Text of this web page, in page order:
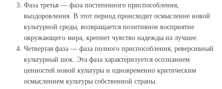
Фаза третья — фаза постепенного приспособления,
выздоровления. В этот период происходит осмысление новой
культурной среды, возвращается позитивное восприятие
окружающего мира, крепнет чувство надежды на лучшее.
Четвертая фаза — фаза полного приспособления, реверсивный
культурный шок. Эта фаза характеризуется осознанием
ценностей новой культуры и одновременно критическим
осмыслением культуры собственной страны.